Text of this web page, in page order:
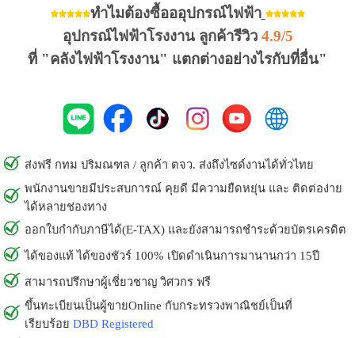
ทำไมต้องซื้อออุปกรณ์ไฟฟ้า
อุปกรณ์ไฟฟ้าโรงงาน ลูกค้ารีวิว 4.9/5
ที่ "คลังไฟฟ้าโรงงาน" แตกต่างอย่างไรกับที่อื่น"
ส่งฟรี กทม ปริมณฑล / ลูกค้า ตจว. ส่งถึงไซด์งานได้ทั่วไทย
พนักงานขายมีประสบการณ์ คุยดี มีความยืดหยุ่น และ ติดต่อง่าย
ได้หลายช่องทาง
ออกใบกำกับภาษีได้(E-TAX) และยังสามารถชำระด้วยบัตรเครดิต
ได้ของแท้ ได้ของชัวร์ 100% เปิดดำเนินการมานานกว่า 15ปี
สามารถปรึกษาผู้เชี่ยวชาญ วิศวกร ฟรี
ขึ้นทะเบียนเป็นผู้ขายOnline กับกระทรวงพาณิชย์เป็นที่
เรียบร้อย DBD Registered